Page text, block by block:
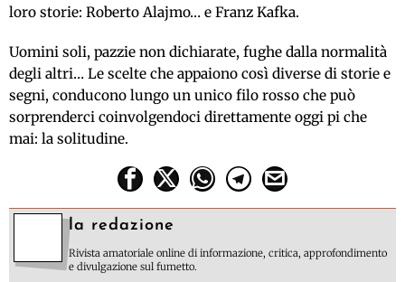
loro storie: Roberto Alajmo… e Franz Kafka.
Uomini soli, pazzie non dichiarate, fughe dalla normalità
degli altri… Le scelte che appaiono così diverse di storie e
segni, conducono lungo un unico filo rosso che può
sorprenderci coinvolgendoci direttamente oggi pi che
mai: la solitudine.
la redazione
Rivista amatoriale online di informazione, critica, approfondimento
e divulgazione sul fumetto.